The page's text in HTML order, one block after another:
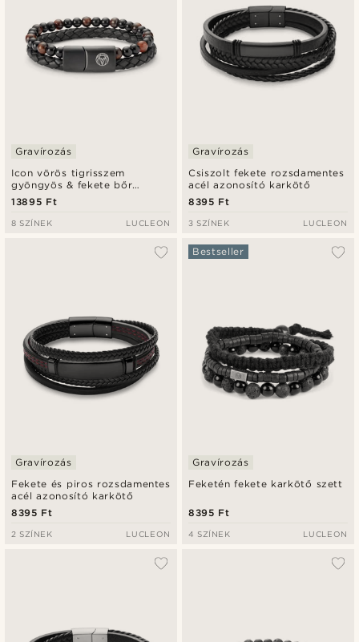
Legmagasabb ár
Icon vörös tigrisszem
gyöngyös & fekete bőr
karkötő
Gravírozás
13895 Ft
8 SZÍNEK LUCLEON
Csiszolt fekete rozsdamentes
acél azonosító karkötő
Gravírozás
8395 Ft
3 SZÍNEK LUCLEON
Fekete és piros rozsdamentes
acél azonosító karkötő
Gravírozás
8395 Ft
2 SZÍNEK LUCLEON
Feketén fekete karkötő szett
Bestseller
Gravírozás
8395 Ft
4 SZÍNEK LUCLEON